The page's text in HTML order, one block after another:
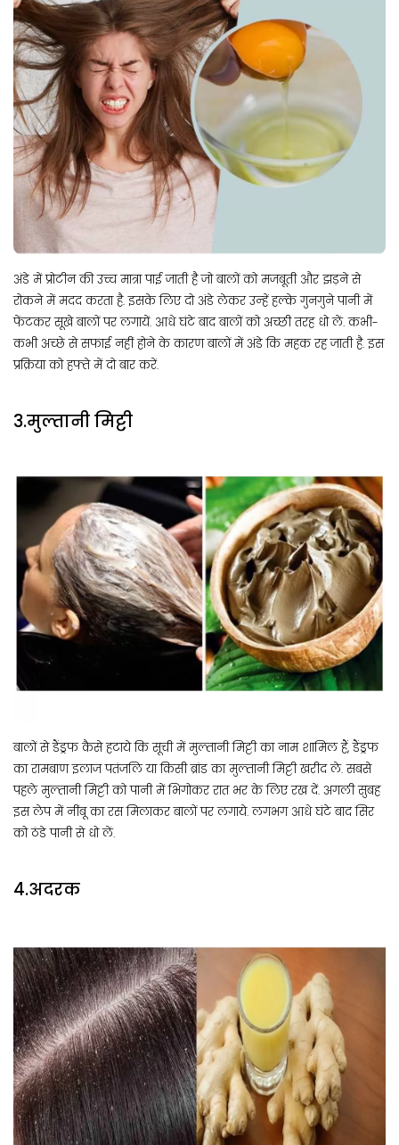
अंडे में प्रोटीन की उच्च मात्रा पाई जाती है जो बालों को मजबूती और झड़ने से
रोकने में मदद करता है. इसके लिए दो अंडे लेकर उन्‍हें हल्‍के गुनगुने पानी में
फेंटकर सूखे बालों पर लगायें. आधे घंटे बाद बालों को अच्‍छी तरह धो लें. कभी-
कभी अच्छे से सफाई नहीं होने के कारण बालों में अंडे कि महक रह जाती है. इस
प्रक्रिया को हफ्ते में दो बार करें.
3.मुल्तानी मिट्टी
बालों से डैंड्रफ कैसे हटाये कि सूची में मुल्तानी मिट्टी का नाम शामिल हैं, डैंड्रफ
का रामबाण इलाज पतंजलि या किसी ब्रांड का मुल्तानी मिट्टी खरीद ले. सबसे
पहले मुल्तानी मिट्टी को पानी में भिगोकर रात भर के लिए रख दें. अगली सुबह
इस लेप में नींबू का रस मिलाकर बालों पर लगाये. लगभग आधे घंटे बाद सिर
को ठंडे पानी से धो लें.
4.अदरक